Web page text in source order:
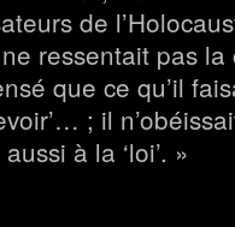
de
ressentait pas
que ce qu’il
; il
à la ‘loi’. »